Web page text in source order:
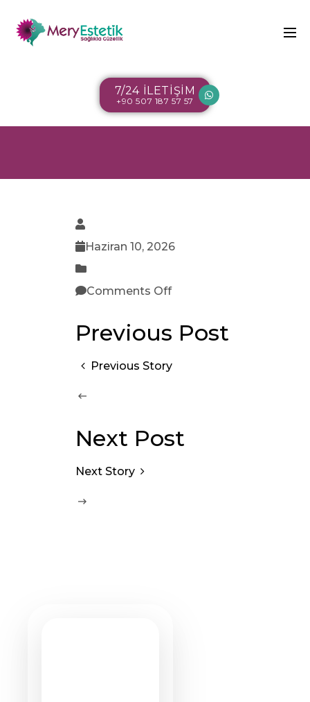
7/24 İLETİŞİM
+90 507 187 57 57
Haziran 10, 2026
Comments Off
Previous Post
Previous Story
Next Post
Next Story